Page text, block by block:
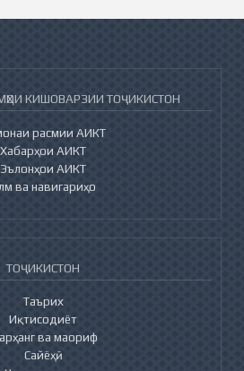
КИШОВАРЗИИ ТОҶИКИСТОН
расмии АИКТ
Хабарҳои АИКТ
Эълонҳои АИКТ
ва навигариҳо
ТОҶИКИСТОН
Таърих
Иқтисодиёт
ва маориф
Сайёҳӣ